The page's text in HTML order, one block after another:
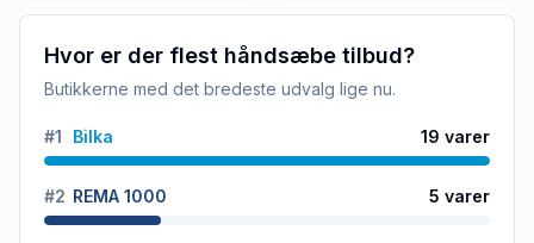
Hvor er der flest håndsæbe tilbud?
Butikkerne med det bredeste udvalg lige nu.
#1 Bilka 19 varer
#2 REMA 1000 5 varer